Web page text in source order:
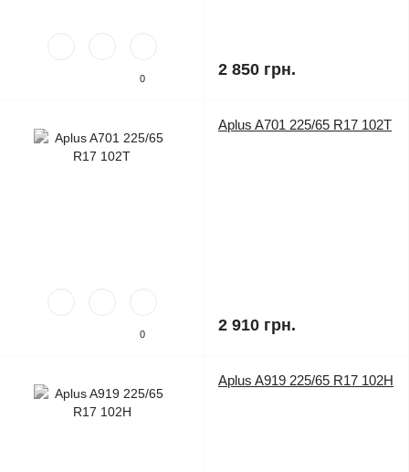
0 2 850 грн.
0
Aplus A701 225/65 R17 102T
2 910 грн.
Aplus A919 225/65 R17 102H